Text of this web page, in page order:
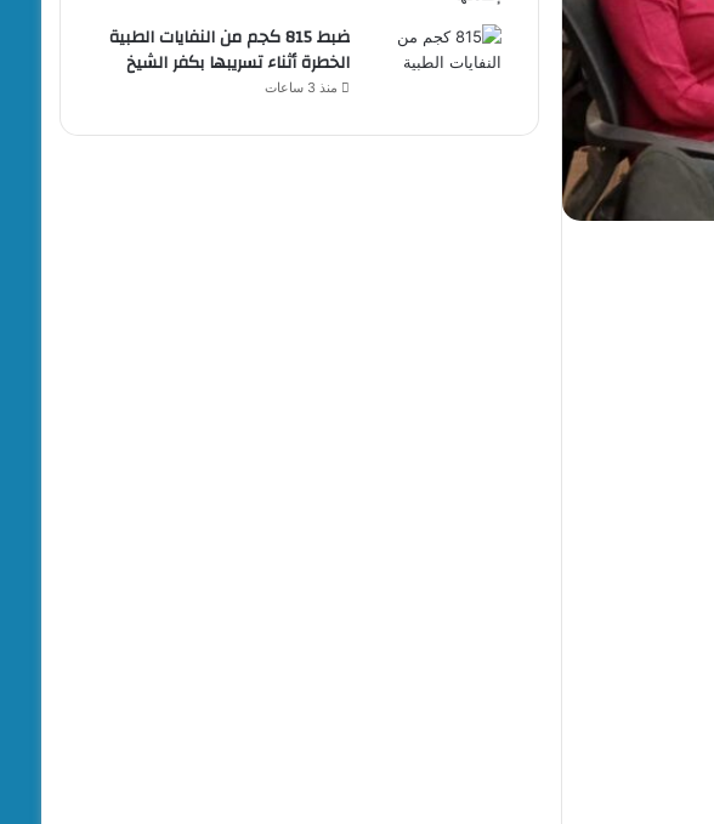
ضبط 815 كجم من النفايات الطبية
الخطرة أثناء تسريبها بكفر الشيخ
منذ 3 ساعات